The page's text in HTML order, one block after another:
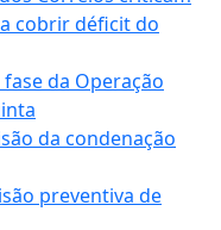
cobrir déficit do
da Operação
da condenação
preventiva de